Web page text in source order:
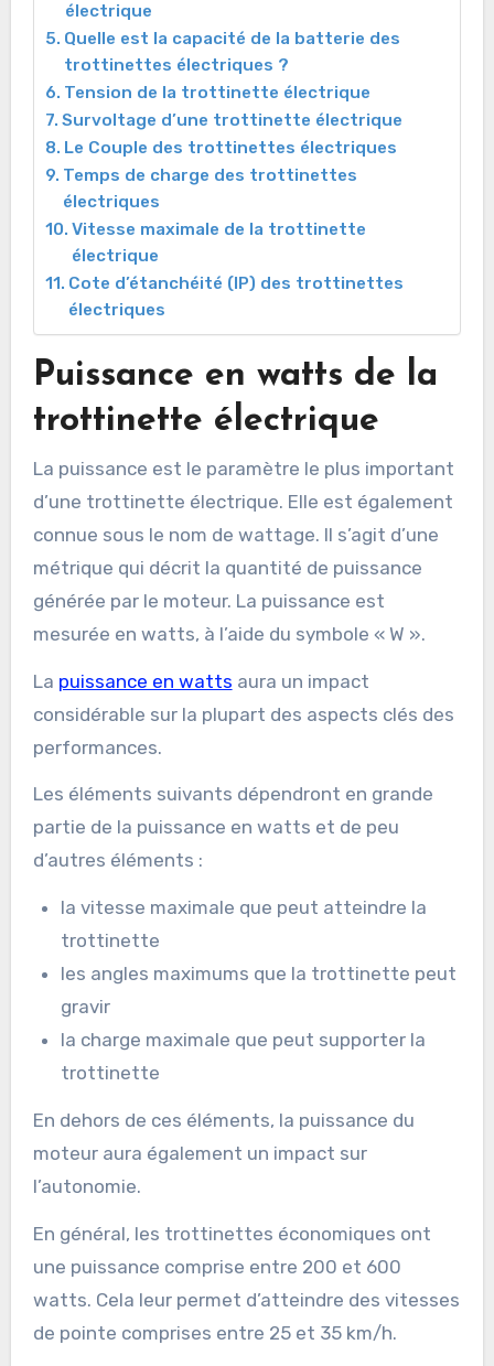
électrique
Quelle est la capacité de la batterie des
trottinettes électriques ?
Tension de la trottinette électrique
Survoltage d’une trottinette électrique
Le Couple des trottinettes électriques
Temps de charge des trottinettes
électriques
Vitesse maximale de la trottinette
électrique
Cote d’étanchéité (IP) des trottinettes
électriques
Puissance en watts de la
trottinette électrique
La puissance est le paramètre le plus important
d’une trottinette électrique. Elle est également
connue sous le nom de wattage. Il s’agit d’une
métrique qui décrit la quantité de puissance
générée par le moteur. La puissance est
mesurée en watts, à l’aide du symbole « W ».
La puissance en watts aura un impact
considérable sur la plupart des aspects clés des
performances.
Les éléments suivants dépendront en grande
partie de la puissance en watts et de peu
d’autres éléments :
la vitesse maximale que peut atteindre la
trottinette
les angles maximums que la trottinette peut
gravir
la charge maximale que peut supporter la
trottinette
En dehors de ces éléments, la puissance du
moteur aura également un impact sur
l’autonomie.
En général, les trottinettes économiques ont
une puissance comprise entre 200 et 600
watts. Cela leur permet d’atteindre des vitesses
de pointe comprises entre 25 et 35 km/h.